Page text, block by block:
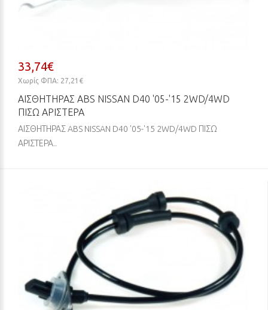
33,74€
Χωρίς ΦΠΑ: 27,21€
ΑΙΣΘΗΤΗΡΑΣ ABS NISSAN D40 '05-'15 2WD/4WD
ΠΙΣΩ ΑΡΙΣΤΕΡΑ
ΑΙΣΘΗΤΗΡΑΣ ABS NISSAN D40 '05-'15 2WD/4WD ΠΙΣΩ
ΑΡΙΣΤΕΡΑ..